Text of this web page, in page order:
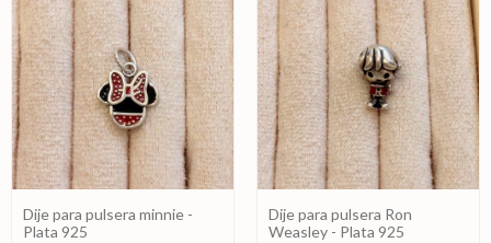
Dije para pulsera minnie -
Plata 925
Dije para pulsera Ron
Weasley - Plata 925